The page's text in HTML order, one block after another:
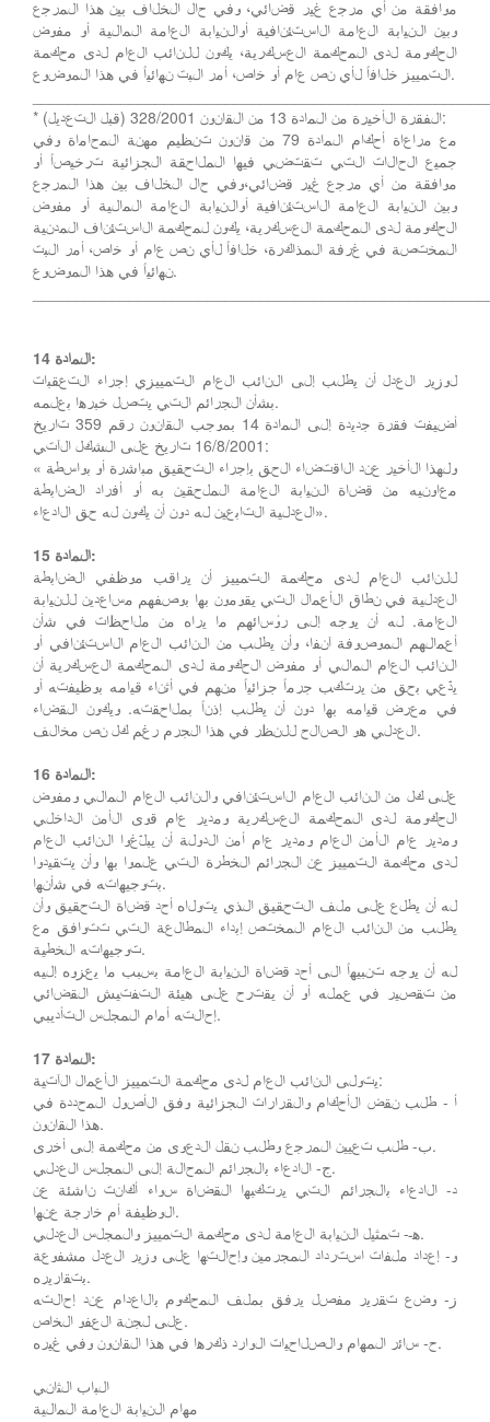
موافقة من أي مرجع غير قضائي، وفي حال الخلاف بين هذا المرجع
وبين النيابة العامة الاستئنافية أوالنيابة العامة المالية أو مفوض
الحكومة لدى المحكمة العسكرية، يكون للنائب العام لدى محكمة
التمييز خلافاً لأي نص عام أو خاص، أمر البت نهائياً في هذا الموضوع.
* الفقرة الأخيرة من المادة 13 من القانون 328/2001 (قبل التعديل):
مع مراعاة أحكام المادة 79 من قانون تنظيم مهنة المحاماة وفي
جميع الحالات التي تقتضي فيها الملاحقة الجزائية ترخيصاً أو
موافقة من أي مرجع غير قضائي،وفي حال الخلاف بين هذا المرجع
وبين النيابة العامة الاستئنافية أوالنيابة العامة المالية أو مفوض
الحكومة لدى المحكمة العسكرية، يكون لمحكمة الاستئناف المدنية
المختصة في غرفة المذاكرة، خلافاً لأي نص عام أو خاص، أمر البت
نهائياً في هذا الموضوع.
المادة 14:
لوزير العدل أن يطلب إلى النائب العام التمييزي إجراء التعقبات
بشأن الجرائم التي يتصل خبرها بعلمه.
أضيفت فقرة جديدة إلى المادة 14 بموجب القانون رقم 359 تاريخ
16/8/2001 تاريخ على الشكل الآتي:
« ولهذا الأخير عند الاقتضاء الحق بإجراء التحقيق مباشرة أو بواسطة
معاونيه من قضاة النيابة العامة الملحقين به أو أفراد الضابطة
العدلية التابعين له دون أن يكون له حق الادعاء».
المادة 15:
للنائب العام لدى محكمة التمييز أن يراقب موظفي الضابطة
العدلية في نطاق الأعمال التي يقومون بها بوصفهم مساعدين للنيابة
العامة. له أن يوجه إلى رؤسائهم ما يراه من ملاحظات في شأن
أعمالهم الموصوفة آنفا، وأن يطلب من النائب العام الاستئنافي أو
النائب العام المالي أو مفوض الحكومة لدى المحكمة العسكرية أن
يدّعي بحق من يرتكب جرماً جزائياً منهم في أثناء قيامه بوظيفته أو
في معرض قيامه بها دون أن يطلب إذناً بملاحقته. ويكون القضاء
العدلي هو الصالح للنظر في هذا الجرم رغم كل نص مخالف.
المادة 16:
على كل من النائب العام الاستئنافي والنائب العام المالي ومفوض
الحكومة لدى المحكمة العسكرية ومدير عام قوى الأمن الداخلي
ومدير عام الأمن العام ومدير عام أمن الدولة أن يبلّغوا النائب العام
لدى محكمة التمييز عن الجرائم الخطرة التي علموا بها وأن يتقيدوا
بتوجيهاته في شأنها.
له أن يطلع على ملف التحقيق الذي يتولاه أحد قضاة التحقيق وأن
يطلب من النائب العام المختص إبداء المطالعة التي تتوافق مع
توجيهاته الخطية.
له أن يوجه تنبيهاً الى أحد قضاة النيابة العامة بسبب ما يعزوه إليه
من تقصير في عمله أو أن يقترح على هيئة التفتيش القضائي
إحالته أمام المجلس التأديبي.
المادة 17:
يتولى النائب العام لدى محكمة التمييز الأعمال الآتية:
أ - طلب نقض الأحكام والقرارات الجزائية وفق الأصول المحددة في
هذا القانون.
ب- طلب تعيين المرجع وطلب نقل الدعوى من محكمة إلى أخرى.
ج- الادعاء بالجرائم المحالة إلى المجلس العدلي.
د- الادعاء بالجرائم التي يرتكبها القضاة سواء أكانت ناشئة عن
الوظيفة أم خارجة عنها.
هـ- تمثيل النيابة العامة لدى محكمة التمييز والمجلس العدلي.
و- إعداد ملفات استرداد المجرمين وإحالتها على وزير العدل مشفوعة
بتقاريره.
ز- وضع تقرير مفصل يرفق بملف المحكوم بالاعدام عند إحالته
على لجنة العفو الخاص.
ح- سائر المهام والصلاحيات الوارد ذكرها في هذا القانون وفي غيره.
الباب الثاني
مهام النيابة العامة المالية